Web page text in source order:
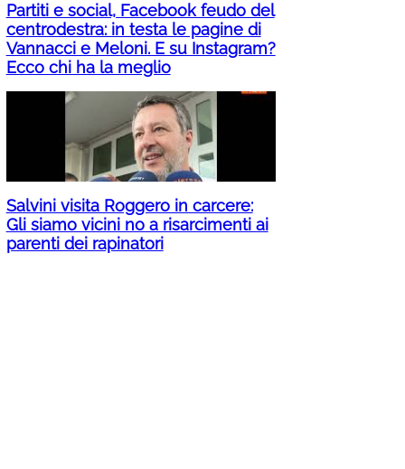
Partiti e social, Facebook feudo del
centrodestra: in testa le pagine di
Vannacci e Meloni. E su Instagram?
Ecco chi ha la meglio
Salvini visita Roggero in carcere:
Gli siamo vicini no a risarcimenti ai
parenti dei rapinatori